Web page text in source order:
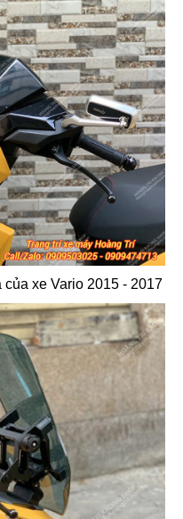
của xe Vario 2015 - 2017